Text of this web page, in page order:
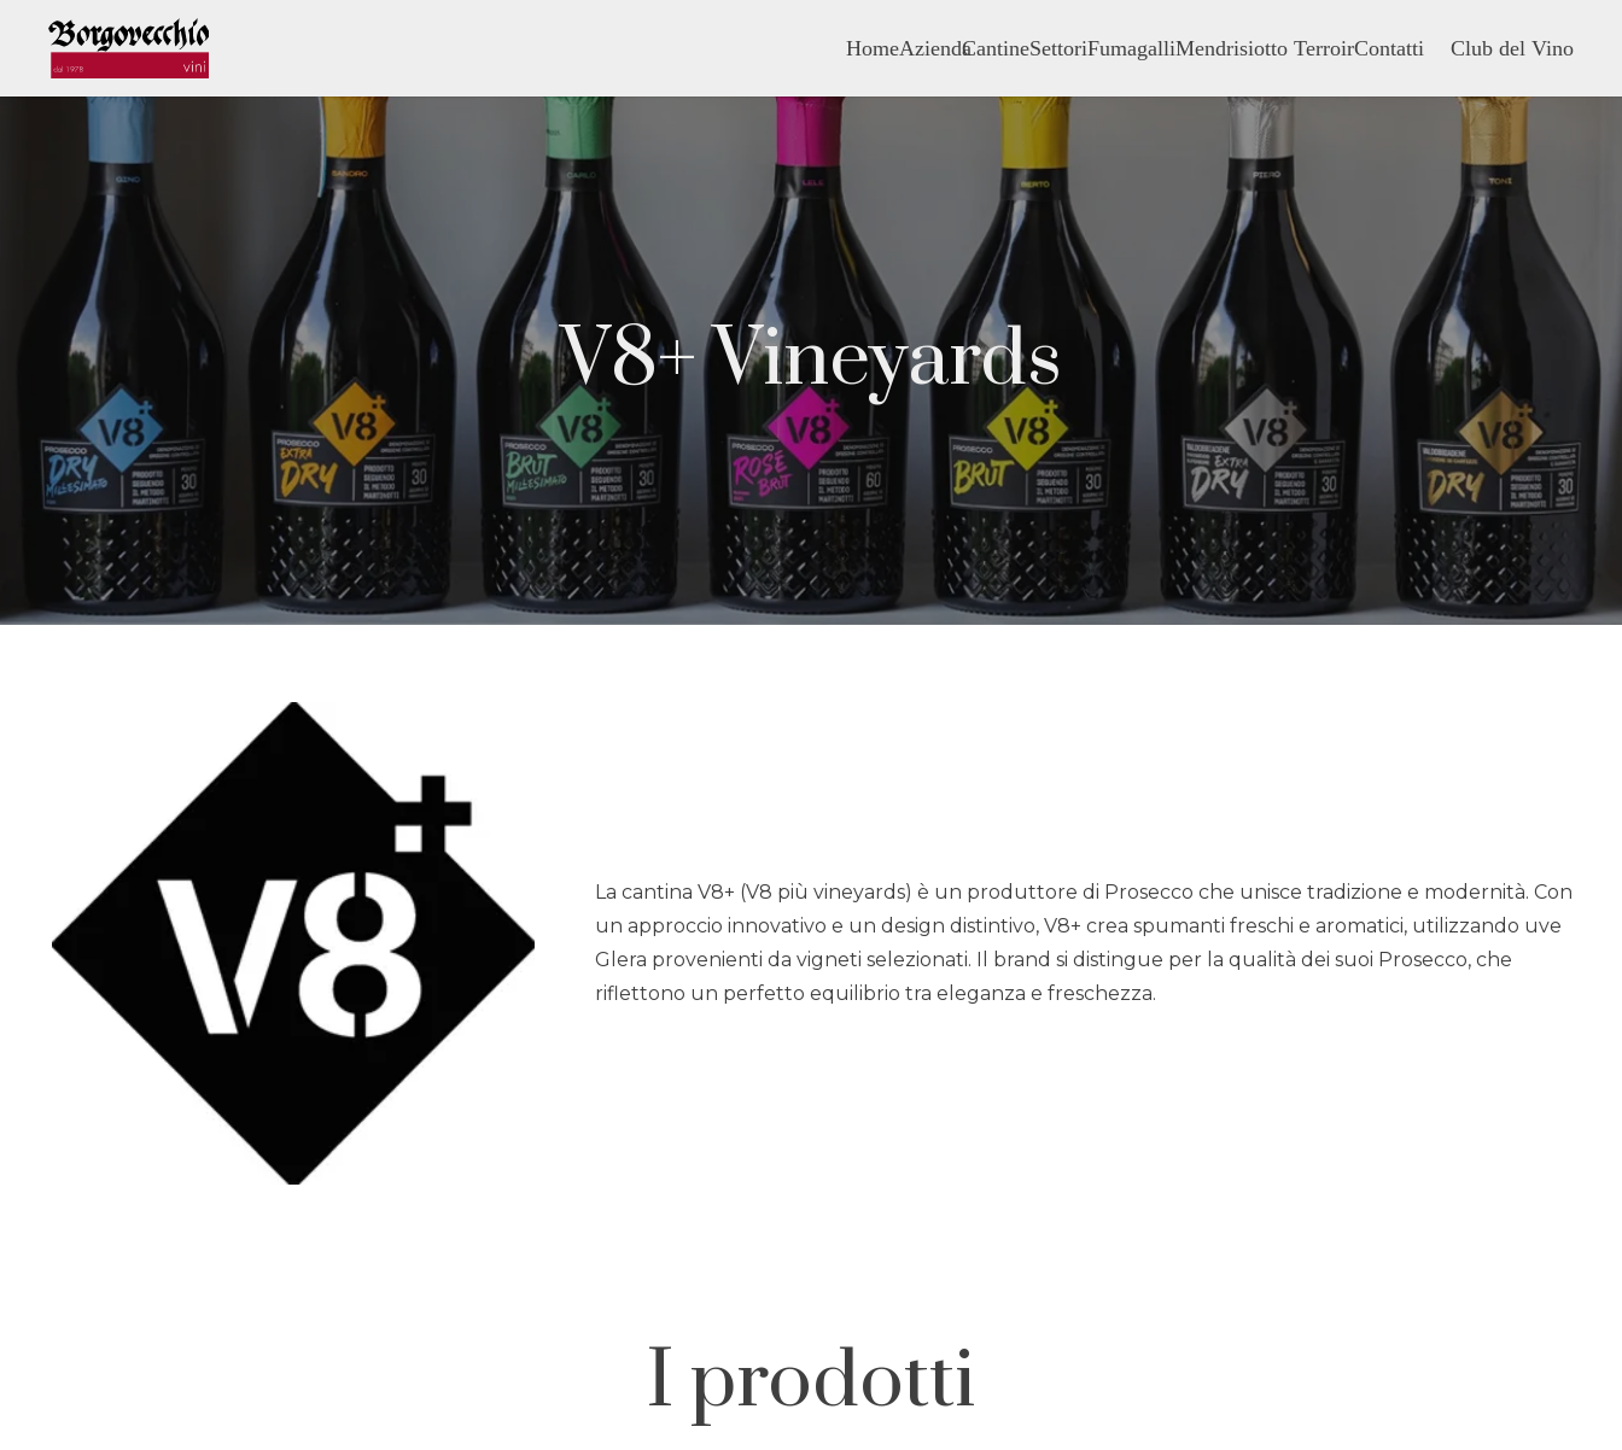
HomeAziendaCantineSettoriFumagalliMendrisiotto TerroirContatti Club del Vino
V8+ Vineyards
La cantina V8+ (V8 più vineyards) è un produttore di Prosecco che unisce tradizione e modernità. Con
un approccio innovativo e un design distintivo, V8+ crea spumanti freschi e aromatici, utilizzando uve
Glera provenienti da vigneti selezionati. Il brand si distingue per la qualità dei suoi Prosecco, che
riflettono un perfetto equilibrio tra eleganza e freschezza.
I prodotti